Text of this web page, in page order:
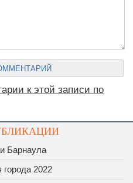
к этой записи по
Барнаула
2022